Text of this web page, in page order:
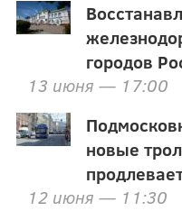
городов
13 июня — 17:00
новые
12 июня — 11:30